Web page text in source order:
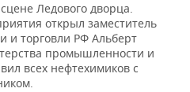
Ледового дворца.
открыл заместитель
и торговли РФ Альберт
промышленности и
всех нефтехимиков с